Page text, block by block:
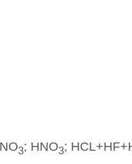
3; HNO3;